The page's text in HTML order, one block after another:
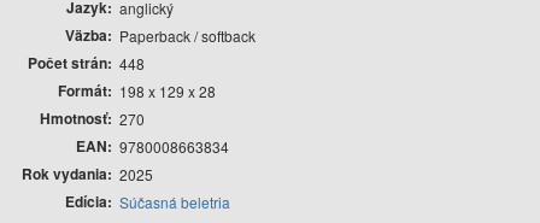
Jazyk anglický
Väzba Paperback / softback
Počet strán 448
Formát 198 x 129 x 28
Hmotnosť 270
EAN 9780008663834
Rok vydania 2025
Edícia Súčasná beletria